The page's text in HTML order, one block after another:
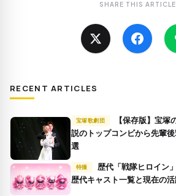
SHARE THIS ARTICLE
RECENT ARTICLES
宝塚歌劇団
説のトップコンビから先輩
選
特撮
歴代キャスト一覧と現在の